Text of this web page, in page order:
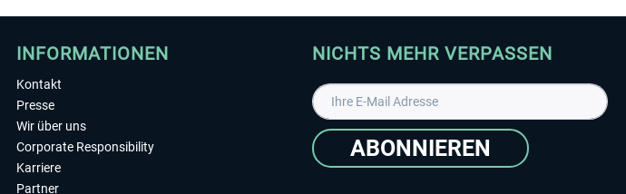
INFORMATIONEN
Kontakt
Presse
Wir über uns
Corporate Responsibility
Karriere
Partner
NICHTS MEHR VERPASSEN
ABONNIEREN